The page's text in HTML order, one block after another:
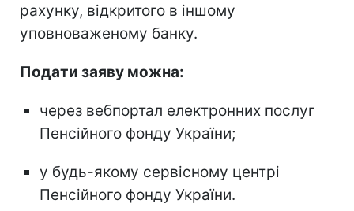
рахунку, відкритого в іншому
уповноваженому банку.
Подати заяву можна:
через вебпортал електронних послуг
Пенсійного фонду України;
у будь-якому сервісному центрі
Пенсійного фонду України.